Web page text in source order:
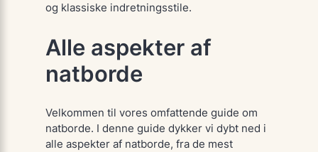
og klassiske indretningsstile.
Alle aspekter af
natborde
Velkommen til vores omfattende guide om
natborde. I denne guide dykker vi dybt ned i
alle aspekter af natborde, fra de mest